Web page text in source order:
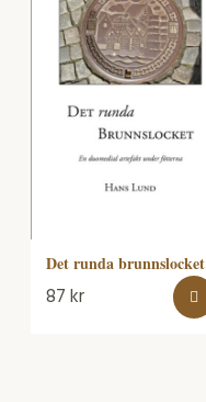
Det runda brunnslocket
87kr